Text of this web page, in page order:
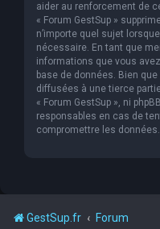
aider au renforcement de
« Forum GestSup »
n’importe quel sujet
nécessaire. En tant que
informations que vous
base de données. Bien
diffusées à une tierce
« Forum GestSup », ni
responsables en cas de
compromettre les données.
GestSup.fr Forum